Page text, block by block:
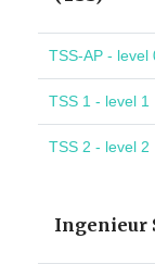
TSS-AP - level
TSS 1 - level 1
TSS 2 - level 2
Ingenieur